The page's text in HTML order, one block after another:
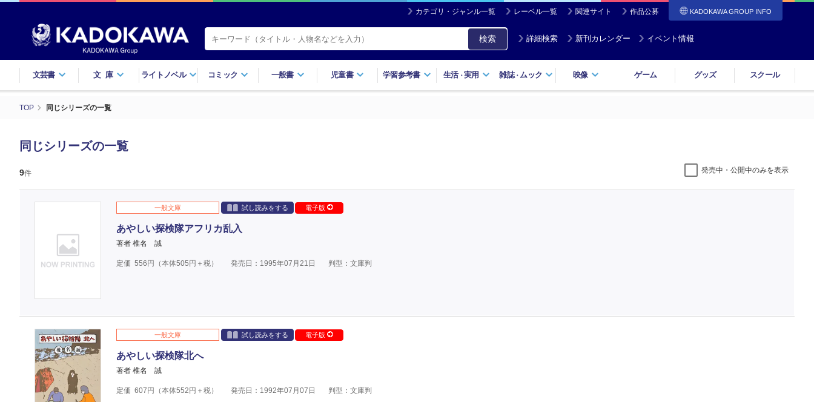
カテゴリ・ジャンル一覧 レーベル一覧 関連サイト 作品公募 KADOKAWA GROUP INFO
検索 詳細検索 新刊カレンダー イベント情報
文芸書 文庫 ライトノベル コミック 一般書 児童書 学習参考書 生活・実用 雑誌・ ムック 映像 ゲーム グッズ スクール
TOP 同じシリーズの一覧
同じシリーズの一覧
9件 発売中・公開中のみを表示
一般文庫 試し読みをする 電子版
あやしい探検隊アフリカ乱入
著者 椎名 誠
定価 556円（本体505円＋税） 発売日：1995年07月21日 判型：文庫判
一般文庫 試し読みをする 電子版
あやしい探検隊北へ
著者 椎名 誠
定価 607円（本体552円＋税） 発売日：1992年07月07日 判型：文庫判